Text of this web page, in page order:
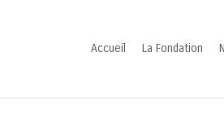
Accueil La Fondation